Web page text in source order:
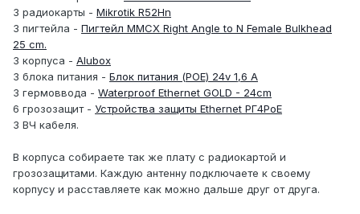
3 радиокарты - Mikrotik R52Hn
3 пигтейла - Пигтейл MMCX Right Angle to N Female Bulkhead
25 cm.
3 корпуса - Alubox
3 блока питания - Блок питания (POE) 24v 1,6 A
3 гермоввода - Waterproof Ethernet GOLD - 24cm
6 грозозащит - Устройства защиты Ethernet РГ4PoE
3 ВЧ кабеля.
В корпуса собираете так же плату с радиокартой и
грозозащитами. Каждую антенну подключаете к своему
корпусу и расставляете как можно дальше друг от друга.